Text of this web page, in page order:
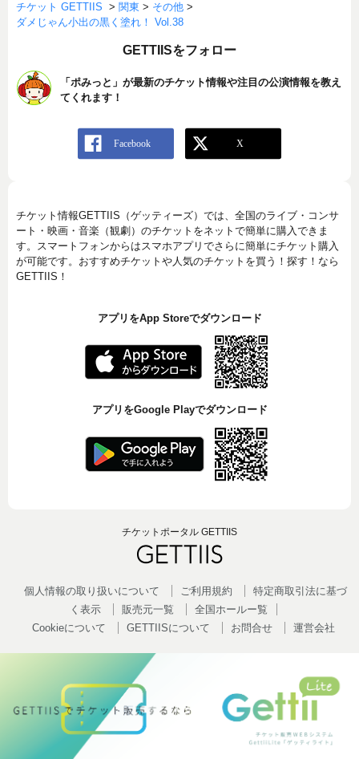
チケット GETTIIS > 関東 > その他 >
ダメじゃん小出の黒く塗れ！ Vol.38
GETTIISをフォロー
「ポみっと」が最新のチケット情報や注目の公演情報を教え
てくれます！
チケット情報GETTIIS（ゲッティーズ）では、全国のライブ・コンサ
ート・映画・音楽（観劇）のチケットをネットで簡単に購入できま
す。スマートフォンからはスマホアプリでさらに簡単にチケット購入
が可能です。おすすめチケットや人気のチケットを買う！探す！なら
GETTIIS！
アプリをApp Storeでダウンロード
アプリをGoogle Playでダウンロード
チケットポータル GETTIIS
個人情報の取り扱いについて ご利用規約
特定商取引法に基づ
く表示
販売元一覧
全国ホールー覧
Cookieについて
GETTIISについて お問合せ 運営会社